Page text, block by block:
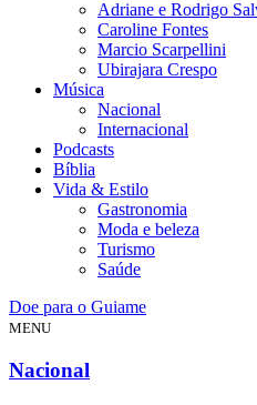
Adriane e Rodrigo
Caroline Fontes
Marcio Scarpellini
Ubirajara Crespo
Música
Nacional
Internacional
Podcasts
Bíblia
Vida & Estilo
Gastronomia
Moda e beleza
Turismo
Saúde
Doe para o Guiame
MENU
Nacional